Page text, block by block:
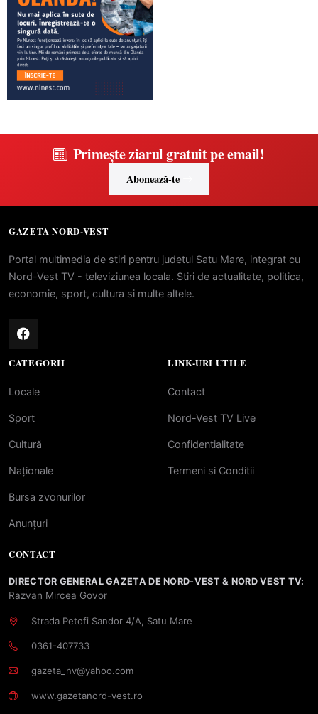
Primește ziarul gratuit pe email!
Abonează-te
GAZETA NORD-VEST
Portal multimedia de stiri pentru judetul Satu Mare, integrat cu
Nord-Vest TV - televiziunea locala. Stiri de actualitate, politica,
economie, sport, cultura si multe altele.
CATEGORII
Locale
Sport
Cultură
Naționale
Bursa zvonurilor
Anunțuri
LINK-URI UTILE
Contact
Nord-Vest TV Live
Confidentialitate
Termeni si Conditii
CONTACT
DIRECTOR GENERAL GAZETA DE NORD-VEST & NORD VEST TV:
Razvan Mircea Govor
Strada Petofi Sandor 4/A, Satu Mare
0361-407733
gazeta_nv@yahoo.com
www.gazetanord-vest.ro